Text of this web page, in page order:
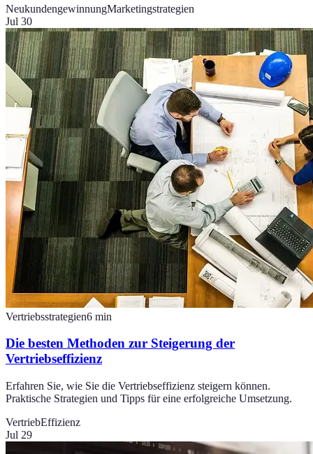
NeukundengewinnungMarketingstrategien
Jul 30
Vertriebsstrategien6 min
Die besten Methoden zur Steigerung der
Vertriebseffizienz
Erfahren Sie, wie Sie die Vertriebseffizienz steigern können.
Praktische Strategien und Tipps für eine erfolgreiche Umsetzung.
VertriebEffizienz
Jul 29